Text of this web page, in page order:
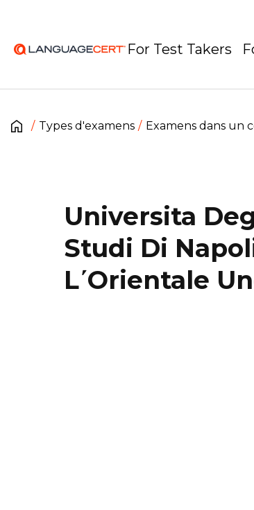
For Test Takers
Types d'examens Examens dans un
Universita
Studi Di
L΄Orientale